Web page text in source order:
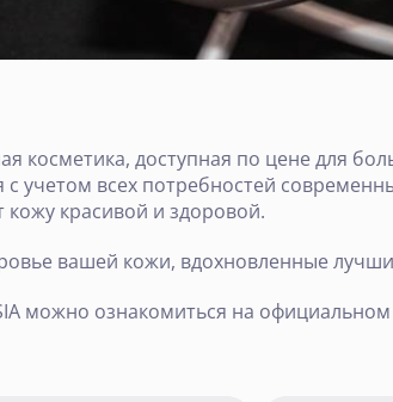
косметика, доступная по цене для
с учетом всех потребностей
кожу красивой и здоровой.
вашей кожи, вдохновленные
можно ознакомиться на официальном